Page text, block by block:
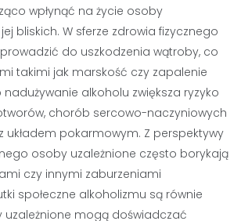
wpłynąć na życie osoby
bliskich. W sferze zdrowia fizycznego
do uszkodzenia wątroby, co
takimi jak marskość czy zapalenie
alkoholu zwiększa ryzyko
chorób sercowo-naczyniowych
układem pokarmowym. Z perspektywy
osoby uzależnione często borykają
czy innymi zaburzeniami
społeczne alkoholizmu są równie
uzależnione mogą doświadczać